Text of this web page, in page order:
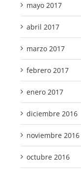
mayo 2017
abril 2017
marzo 2017
febrero 2017
enero 2017
diciembre 2016
noviembre 2016
octubre 2016